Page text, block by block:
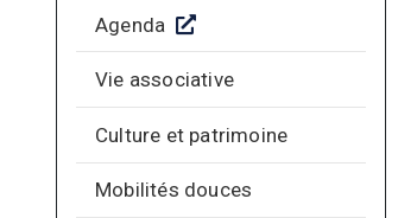
Agenda
Vie associative
Culture et patrimoine
Mobilités douces